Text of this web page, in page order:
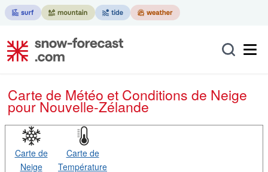
Carte de Météo et Conditions de Neige
pour Nouvelle-Zélande
Carte de
Neige
Carte de
Température